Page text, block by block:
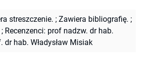
streszczenie. ; Zawiera bibliografię. ;
; Recenzenci: prof nadzw. dr hab.
dr hab. Władysław Misiak